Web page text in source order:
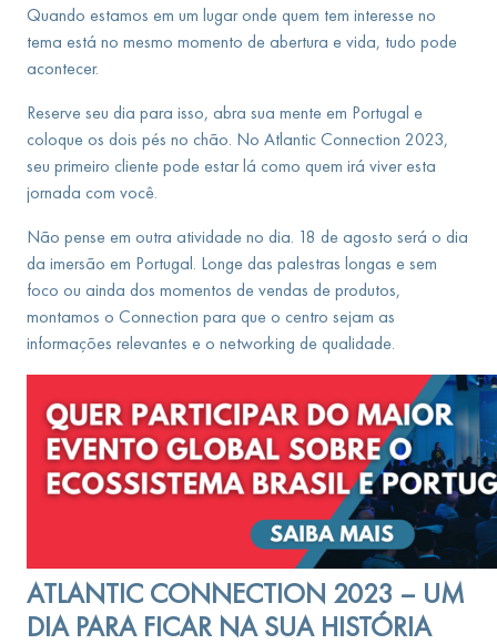
Quando estamos em um lugar onde quem tem interesse no
tema está no mesmo momento de abertura e vida, tudo pode
acontecer.
Reserve seu dia para isso, abra sua mente em Portugal e
coloque os dois pés no chão. No Atlantic Connection 2023,
seu primeiro cliente pode estar lá como quem irá viver esta
jornada com você.
Não pense em outra atividade no dia. 18 de agosto será o dia
da imersão em Portugal. Longe das palestras longas e sem
foco ou ainda dos momentos de vendas de produtos,
montamos o Connection para que o centro sejam as
informações relevantes e o networking de qualidade.
ATLANTIC CONNECTION 2023 – UM
DIA PARA FICAR NA SUA HISTÓRIA